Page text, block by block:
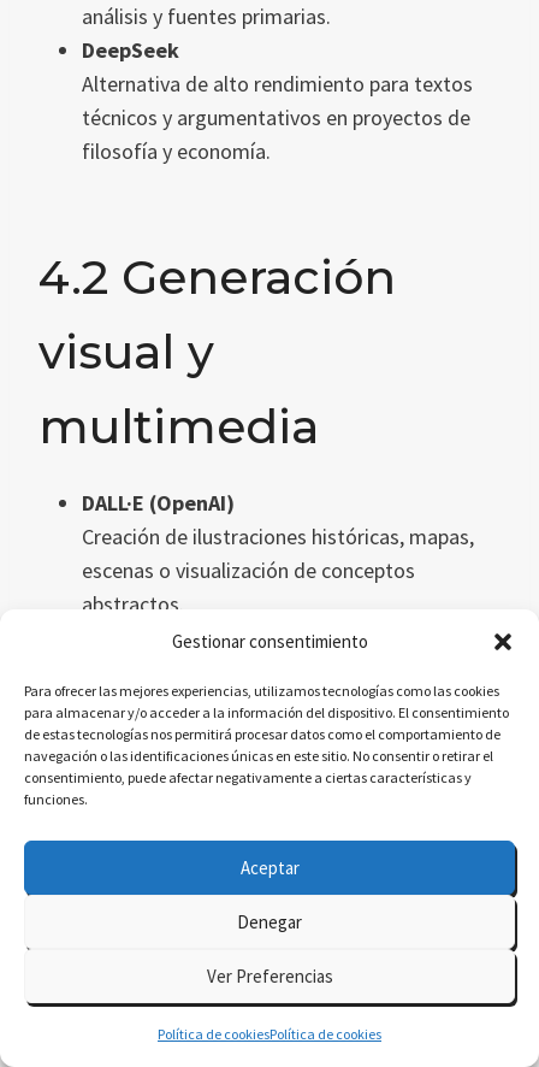
Gestionar consentimiento
Para ofrecer las mejores experiencias, utilizamos tecnologías como las cookies
para almacenar y/o acceder a la información del dispositivo. El consentimiento
de estas tecnologías nos permitirá procesar datos como el comportamiento de
navegación o las identificaciones únicas en este sitio. No consentir o retirar el
consentimiento, puede afectar negativamente a ciertas características y
funciones.
Aceptar
Denegar
Ver Preferencias
Política de cookiesPolítica de cookies
análisis y fuentes primarias.
DeepSeek
Alternativa de alto rendimiento para textos
técnicos y argumentativos en proyectos de
filosofía y economía.
4.2 Generación
visual y
multimedia
DALL·E (OpenAI)
Creación de ilustraciones históricas, mapas,
escenas o visualización de conceptos
abstractos.
Midjourney
humanidades visuales, patrimonio y narrativa
histórica.
Leonardo AI
Modelos visuales con mayor control
estilístico. Recomendado para museografía
digital o diseño de materiales atractivos.
Generación de vídeo desde texto,
animaciones de conceptos y presentaciones
dinámicas para exposiciones didácticas.
Synthesia